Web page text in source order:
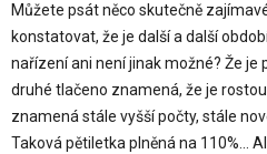
Můžete psát něco skutečně
konstatovat, že je další a další
nařízení ani není jinak možné? Že
druhé tlačeno znamená, že je
znamená stále vyšší počty, stále
Taková pětiletka plněná na 110%...